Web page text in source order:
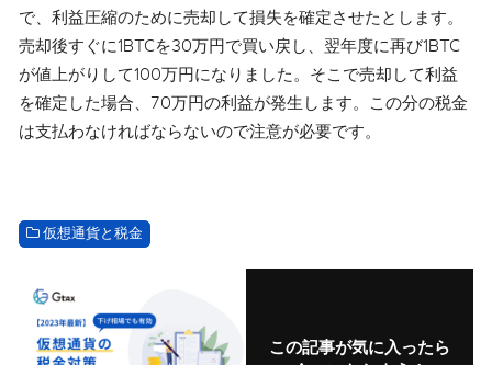
で、利益圧縮のために売却して損失を確定させたとします。
売却後すぐに1BTCを30万円で買い戻し、翌年度に再び1BTC
が値上がりして100万円になりました。そこで売却して利益
を確定した場合、70万円の利益が発生します。この分の税金
は支払わなければならないので注意が必要です。
仮想通貨と税金
この記事が気に入ったら